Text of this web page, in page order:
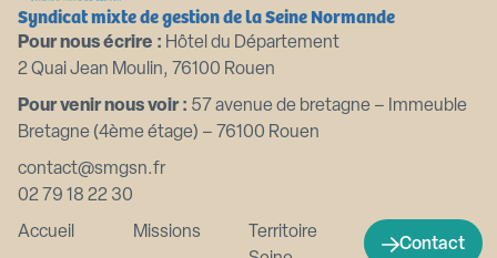
Syndicat mixte de gestion de la Seine Normande
Pour nous écrire : Hôtel du Département
2 Quai Jean Moulin, 76100 Rouen
Pour venir nous voir : 57 avenue de bretagne – Immeuble
Bretagne (4ème étage) – 76100 Rouen
contact@smgsn.fr
02 79 18 22 30
Accueil Missions
Territoire
Contact